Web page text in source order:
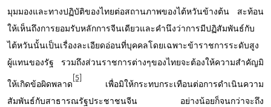
มุมมองและทางปฏิบัติของไทยต่อสถานภาพของไต้หวันข้างต้น สะท้อน
ให้เห็นถึงการยอมรับหลักการจีนเดียวและคำนึงว่าการมีปฏิสัมพันธ์กับ
ไต้หวันนั้นเป็นเรื่องละเอียดอ่อนที่บุคคลโดยเฉพาะข้าราชการระดับสูง
ผู้แทนของรัฐ รวมถึงส่วนราชการต่างๆของไทยจะต้องให้ความสำคัญมิ
ให้เกิดข้อผิดพลาด
[5]
เพื่อมิให้กระทบกระเทือนต่อการดำเนินความ
สัมพันธ์กับสาธารณรัฐประชาชนจีน อย่างน้อยก็จนกว่าจะถึง